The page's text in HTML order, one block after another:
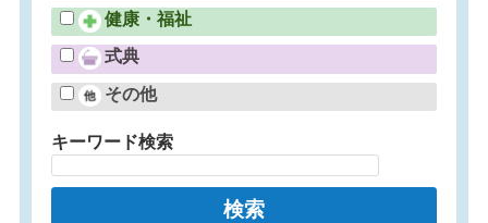
健康・福祉
式典
その他
キーワード検索